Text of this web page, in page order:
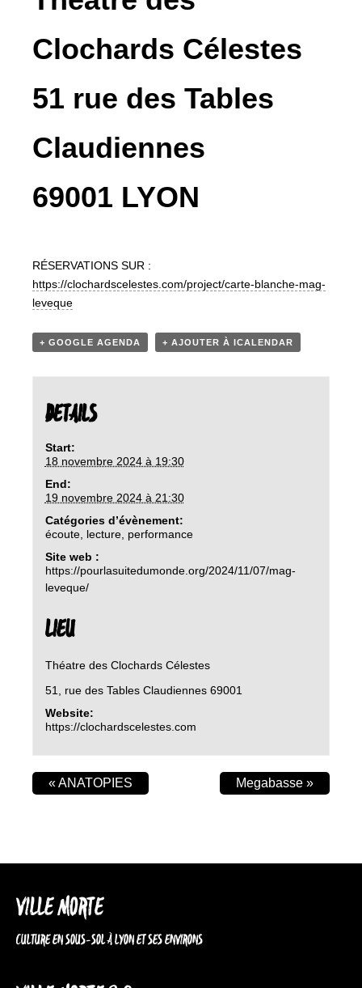
Clochards Célestes
51 rue des Tables
Claudiennes
69001 LYON
RÉSERVATIONS SUR :
https://clochardscelestes.com/project/carte-blanche-mag-
leveque
+ GOOGLE AGENDA + AJOUTER À ICALENDAR
DETAILS
Start:
18 novembre 2024 à 19:30
End:
19 novembre 2024 à 21:30
Catégories d’évènement:
écoute, lecture, performance
Site web :
https://pourlasuitedumonde.org/2024/11/07/mag-
leveque/
LIEU
Théatre des Clochards Célestes
51, rue des Tables Claudiennes 69001
Website:
https://clochardscelestes.com
«ANATOPIES Megabasse »
VILLE MORTE
CULTURE EN SOUS-SOL À LYON ET SES ENVIRONS